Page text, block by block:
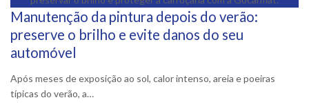
8 Outubro, 2025
Manutenção da pintura depois do verão:
preserve o brilho e evite danos do seu
automóvel
Após meses de exposição ao sol, calor intenso, areia e poeiras
típicas do verão, a…